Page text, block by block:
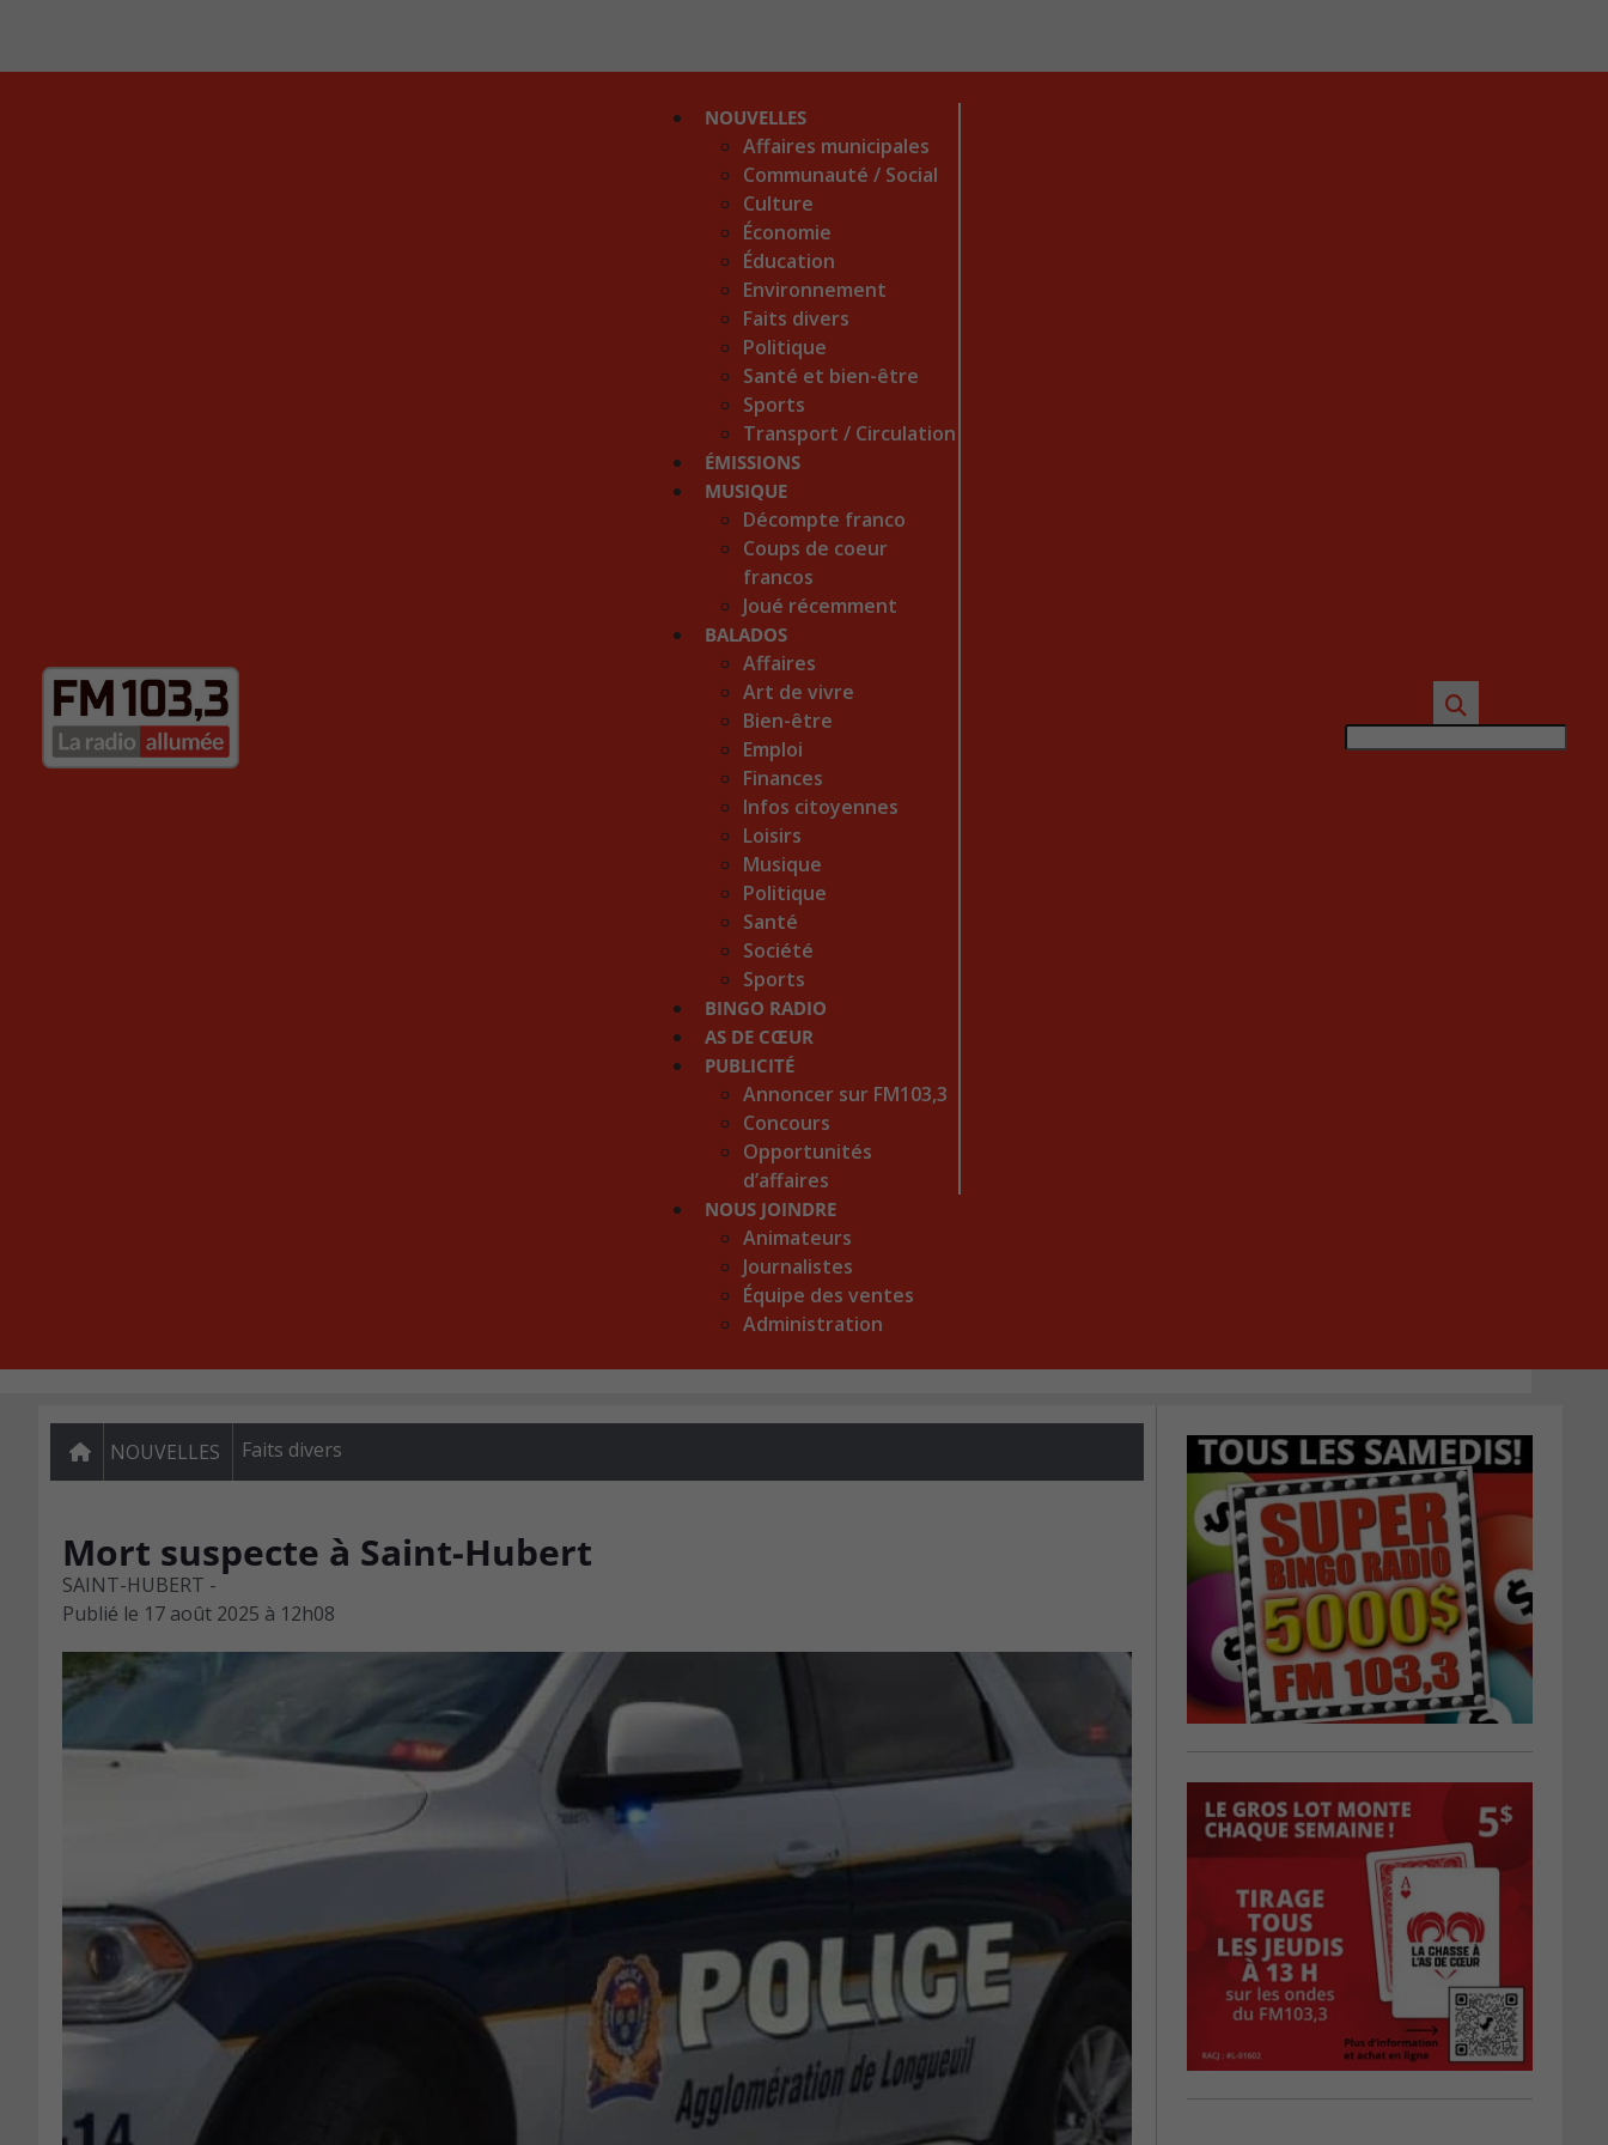
NOUVELLES
Affaires municipales
Communauté / Social
Culture
Économie
Éducation
Environnement
Faits divers
Politique
Santé et bien-être
Sports
Transport / Circulation
ÉMISSIONS
MUSIQUE
Décompte franco
Coups de coeur
francos
Joué récemment
BALADOS
Affaires
Art de vivre
Bien-être
Emploi
Finances
Infos citoyennes
Loisirs
Musique
Politique
Santé
Société
Sports
BINGO RADIO
AS DE CŒUR
PUBLICITÉ
Annoncer sur FM103,3
Concours
Opportunités
d’affaires
NOUS JOINDRE
Animateurs
Journalistes
Équipe des ventes
Administration
NOUVELLES Faits divers
Mort suspecte à Saint-Hubert
SAINT-HUBERT -
Publié le 17 août 2025 à 12h08